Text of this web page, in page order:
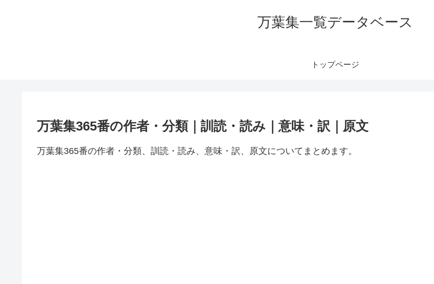
万葉集一覧データベース
トップページ
万葉集365番の作者・分類｜訓読・読み｜意味・訳｜原文
万葉集365番の作者・分類、訓読・読み、意味・訳、原文についてまとめます。